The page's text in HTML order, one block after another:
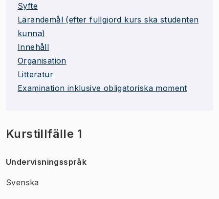
Syfte
Lärandemål (efter fullgjord kurs ska studenten
kunna)
Innehåll
Organisation
Litteratur
Examination inklusive obligatoriska moment
Kurstillfälle 1
Undervisningsspråk
Svenska